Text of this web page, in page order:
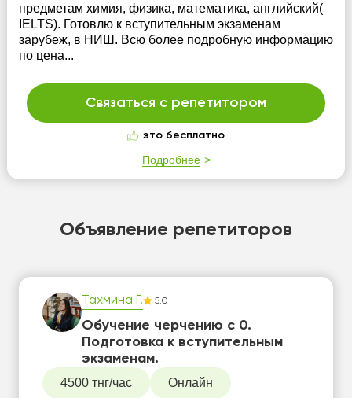
предметам химия, физика, математика, английский(
IELTS). Готовлю к вступительным экзаменам
зарубеж, в НИШ. Всю более подробную информацию
по цена...
Связаться с репетитором
это бесплатно
Подробнее
Объявление репетиторов
Тахмина Г. 5.0
Обучение черчению с 0.
Подготовка к вступительным
экзаменам.
4500 тнг/час
Онлайн